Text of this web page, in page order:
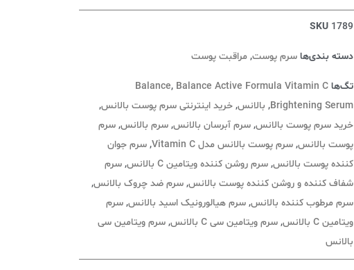
SKU 1789
دسته بندی‌ها سرم پوست, مراقبت پوست
تگ‌ها Balance, Balance Active Formula Vitamin C
Brightening Serum
, بالانس, خرید اینترنتی سرم پوست بالانس,
خرید سرم پوست بالانس, سرم آبرسان بالانس, سرم بالانس, سرم
پوست بالانس, سرم پوست بالانس مدل Vitamin C , سرم جوان
کننده پوست بالانس, سرم روشن کننده ویتامین C بالانس , سرم
شفاف کننده و روشن کننده پوست بالانس, سرم ضد چروک بالانس,
سرم مرطوب کننده بالانس, سرم هیالورونیک اسید بالانس, سرم
ویتامین C بالانس
, سرم ویتامین سی C بالانس , سرم ویتامین سی
بالانس